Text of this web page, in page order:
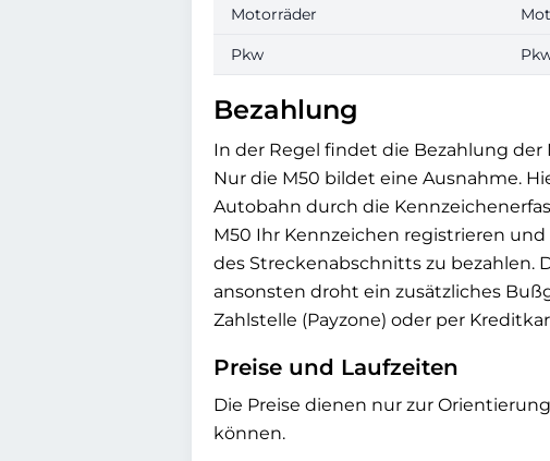
Motorräder
Pkw
Bezahlung
In der Regel findet die Bezahlung
Nur die M50 bildet eine Ausnahme.
Autobahn durch die
M50 Ihr Kennzeichen registrieren
des Streckenabschnitts zu bezahlen.
ansonsten droht ein zusätzliches
Zahlstelle (Payzone) oder per
Preise und Laufzeiten
Die Preise dienen nur zur
können.